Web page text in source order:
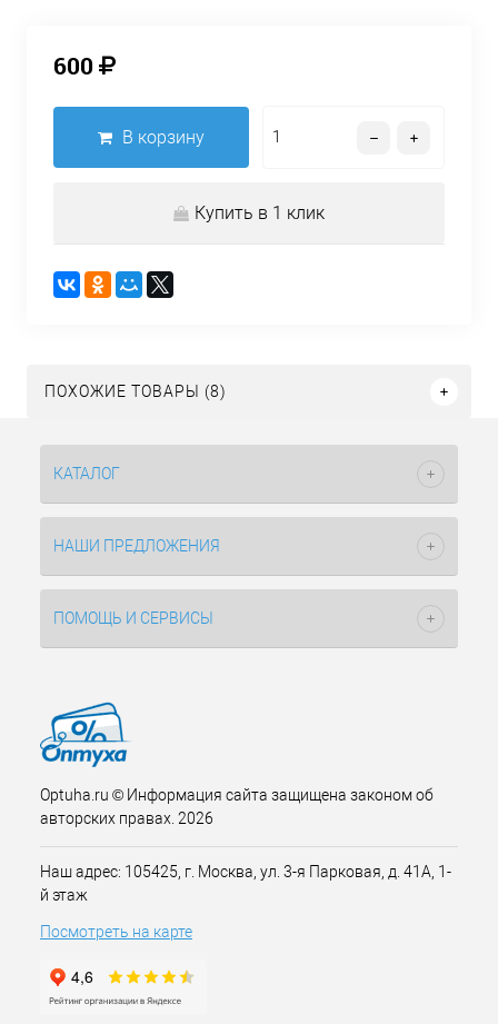
600
В корзину
Купить в 1 клик
ПОХОЖИЕ ТОВАРЫ (8)
КАТАЛОГ
НАШИ ПРЕДЛОЖЕНИЯ
ПОМОЩЬ И СЕРВИСЫ
Optuha.ru © Информация сайта защищена законом об
авторских правах. 2026
Наш адрес: 105425, г. Москва, ул. 3-я Парковая, д. 41А, 1-
й этаж
Посмотреть на карте